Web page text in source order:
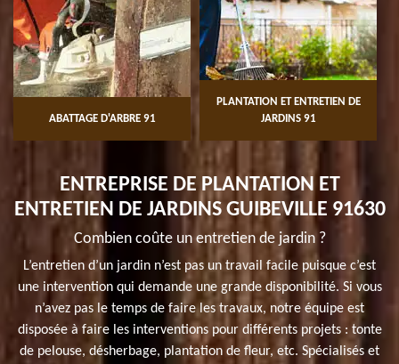
ABATTAGE D'ARBRE 91
PLANTATION ET ENTRETIEN DE
JARDINS 91
ENTREPRISE DE PLANTATION ET
ENTRETIEN DE JARDINS GUIBEVILLE 91630
Combien coûte un entretien de jardin ?
L’entretien d’un jardin n’est pas un travail facile puisque c’est
une intervention qui demande une grande disponibilité. Si vous
n’avez pas le temps de faire les travaux, notre équipe est
disposée à faire les interventions pour différents projets : tonte
de pelouse, désherbage, plantation de fleur, etc. Spécialisés et